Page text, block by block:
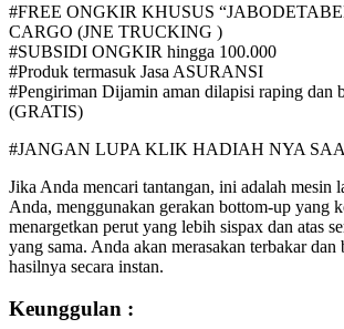
#FREE ONGKIR KHUSUS
CARGO (JNE TRUCKING )
#SUBSIDI ONGKIR hingga 100.000
#Produk termasuk Jasa ASURANSI
#Pengiriman Dijamin aman dilapisi raping dan
(GRATIS)
#JANGAN LUPA KLIK HADIAH NYA
Jika Anda mencari tantangan, ini adalah mesin
Anda, menggunakan gerakan bottom-up yang
menargetkan perut yang lebih sispax dan atas
yang sama. Anda akan merasakan terbakar dan
hasilnya secara instan.
Keunggulan :